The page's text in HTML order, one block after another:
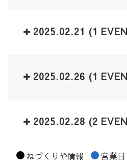
2025.02.21 (1
2025.02.26 (1
2025.02.28 (2
カ
ねづくりや情報 営業日